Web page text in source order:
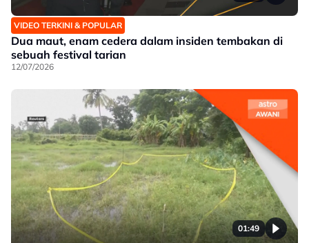
VIDEO TERKINI & POPULAR
Dua maut, enam cedera dalam insiden tembakan di
sebuah festival tarian
12/07/2026
01:49